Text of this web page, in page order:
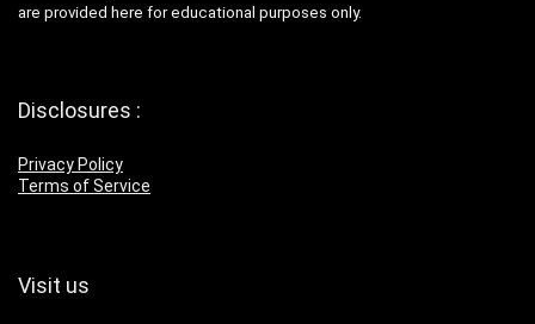
are provided here for educational purposes only.
Disclosures :
Privacy Policy
Terms of Service
Visit us